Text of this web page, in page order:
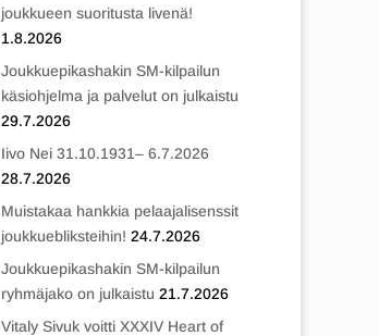
joukkueen suoritusta livenä!
1.8.2026
Joukkuepikashakin SM-kilpailun
käsiohjelma ja palvelut on julkaistu
29.7.2026
Iivo Nei 31.10.1931– 6.7.2026
28.7.2026
Muistakaa hankkia pelaajalisenssit
joukkuebliksteihin! 24.7.2026
Joukkuepikashakin SM-kilpailun
ryhmäjako on julkaistu 21.7.2026
Vitaly Sivuk voitti XXXIV Heart of